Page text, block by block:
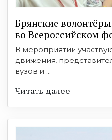
Брянские
во Всероссийском
В мероприятии
движения,
вузов и ...
Читать далее